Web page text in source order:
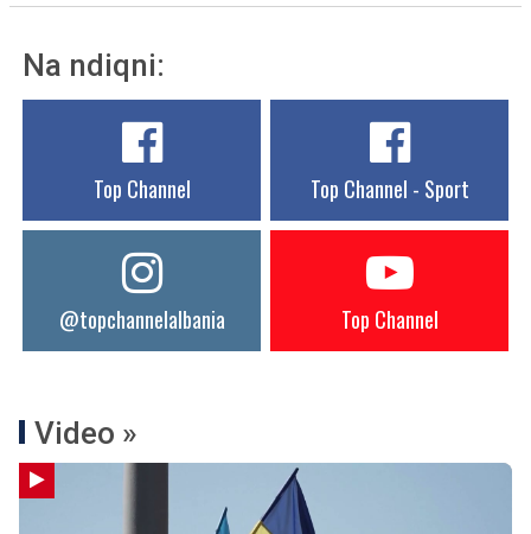
Na ndiqni:
Top Channel Top Channel - Sport
@topchannelalbania Top Channel
Video »